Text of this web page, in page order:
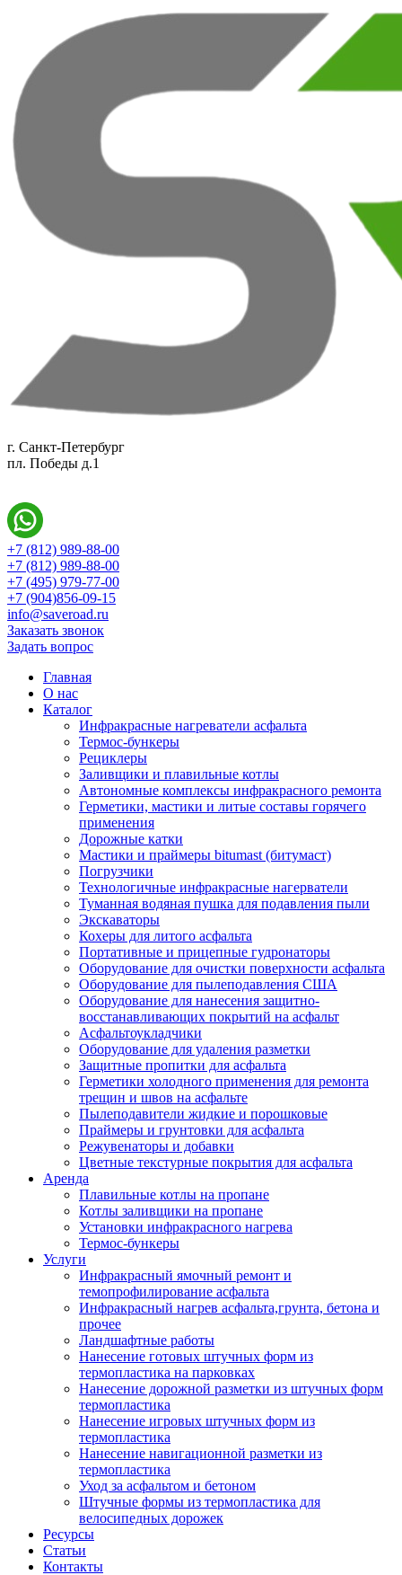
г. Санкт-Петербург
пл. Победы д.1
+7 (812) 989-88-00
+7 (812) 989-88-00
+7 (495) 979-77-00
+7 (904)856-09-15
info@saveroad.ru
Заказать звонок
Задать вопрос
Главная
О нас
Каталог
Инфракрасные нагреватели асфальта
Термос-бункеры
Рециклеры
Заливщики и плавильные котлы
Автономные комплексы инфракрасного ремонта
Герметики, мастики и литые составы горячего
применения
Дорожные катки
Мастики и праймеры bitumast (битумаст)
Погрузчики
Технологичные инфракрасные нагерватели
Туманная водяная пушка для подавления пыли
Экскаваторы
Кохеры для литого асфальта
Портативные и прицепные гудронаторы
Оборудование для очистки поверхности асфальта
Оборудование для пылеподавления США
Оборудование для нанесения защитно-
восстанавливающих покрытий на асфальт
Асфальтоукладчики
Оборудование для удаления разметки
Защитные пропитки для асфальта
Герметики холодного применения для ремонта
трещин и швов на асфальте
Пылеподавители жидкие и порошковые
Праймеры и грунтовки для асфальта
Режувенаторы и добавки
Цветные текстурные покрытия для асфальта
Аренда
Плавильные котлы на пропане
Котлы заливщики на пропане
Установки инфракрасного нагрева
Термос-бункеры
Услуги
Инфракрасный ямочный ремонт и
темопрофилирование асфальта
Инфракрасный нагрев асфальта,грунта, бетона и
прочее
Ландшафтные работы
Нанесение готовых штучных форм из
термопластика на парковках
Нанесение дорожной разметки из штучных форм
термопластика
Нанесение игровых штучных форм из
термопластика
Нанесение навигационной разметки из
термопластика
Уход за асфальтом и бетоном
Штучные формы из термопластика для
велосипедных дорожек
Ресурсы
Статьи
Контакты